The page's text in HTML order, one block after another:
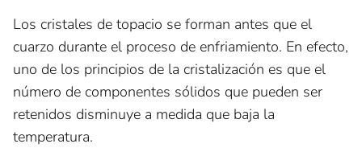
Los cristales de topacio se forman antes que el
cuarzo durante el proceso de enfriamiento. En efecto,
uno de los principios de la cristalización es que el
número de componentes sólidos que pueden ser
retenidos disminuye a medida que baja la
temperatura.